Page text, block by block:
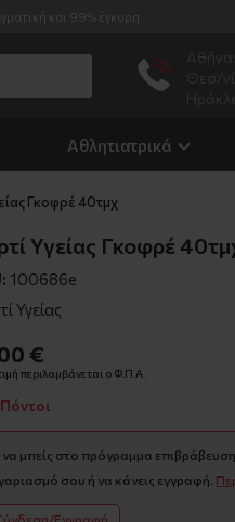
και 99% έγκυρη
Αθλητιατρικά
Γκοφρέ 40τμχ
Υγείας Γκοφρέ
100686e
Υγείας
€
περιλαμβάνεται ο Φ.Π.Α.
να μπείς στο πρόγραμμα
σου ή να κάνεις εγγραφή.
Εγγραφή